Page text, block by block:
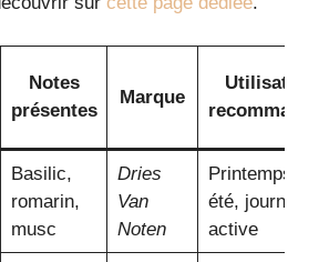
Notes
présentes
Marque
Utilisation
Basilic,
romarin,
musc
Dries
Van
Noten
Printemps,
été, journée
active